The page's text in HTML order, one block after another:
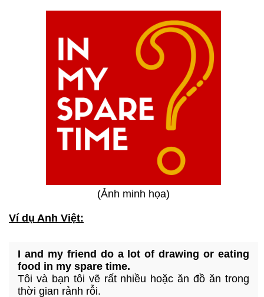
(Ảnh minh họa)
Ví dụ Anh Việt:
I and my friend do a lot of drawing or eating
food in my spare time.
Tôi và bạn tôi vẽ rất nhiều hoặc ăn đồ ăn trong
thời gian rảnh rỗi.